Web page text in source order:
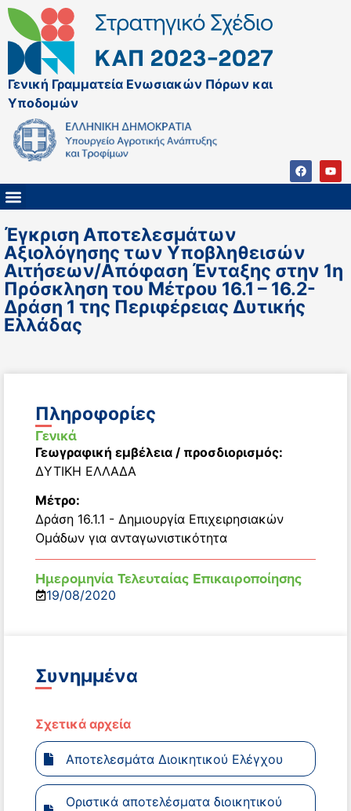
Γενική Γραμματεία Ενωσιακών Πόρων και
Υποδομών
Έγκριση Αποτελεσμάτων
Αξιολόγησης των Υποβληθεισών
Αιτήσεων/Απόφαση Ένταξης στην 1η
Πρόσκληση του Μέτρου 16.1 – 16.2-
Δράση 1 της Περιφέρειας Δυτικής
Ελλάδας
Πληροφορίες
Γενικά
Γεωγραφική εμβέλεια / προσδιορισμός:
ΔΥΤΙΚΗ ΕΛΛΑΔΑ
Μέτρο:
Δράση 16.1.1 - Δημιουργία Επιχειρησιακών
Ομάδων για ανταγωνιστικότητα
Ημερομηνία Τελευταίας Επικαιροποίησης
19/08/2020
Συνημμένα
Σχετικά αρχεία
Αποτελεσμάτα Διοικητικού Ελέγχου
Οριστικά αποτελέσματα διοικητικού